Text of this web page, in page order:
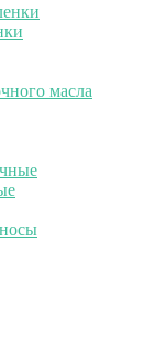
масла